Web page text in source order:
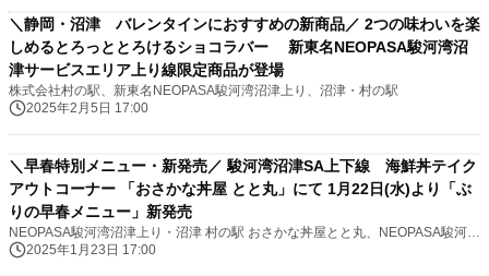
＼静岡・沼津 バレンタインにおすすめの新商品／ 2つの味わいを楽
しめるとろっととろけるショコラバー 新東名NEOPASA駿河湾沼
津サービスエリア上り線限定商品が登場
株式会社村の駅、新東名NEOPASA駿河湾沼津上り、沼津・村の駅
2025年2月5日 17:00
＼早春特別メニュー・新発売／ 駿河湾沼津SA上下線 海鮮丼テイク
アウトコーナー 「おさかな丼屋 とと丸」にて 1月22日(水)より「ぶ
りの早春メニュー」新発売
NEOPASA駿河湾沼津上り・沼津 村の駅 おさかな丼屋とと丸、NEOPASA駿河湾沼津下り・伊豆 村の駅 おさかな丼屋とと丸
2025年1月23日 17:00